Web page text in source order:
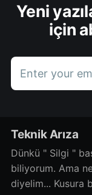
Yeni
için
Enter your
Teknik Arıza
Dünkü " Silgi "
biliyorum. Ama nedenini bilmiyorum. Teknik arıza
diyelim... Kusura bakmayın.... Yazının tamamına